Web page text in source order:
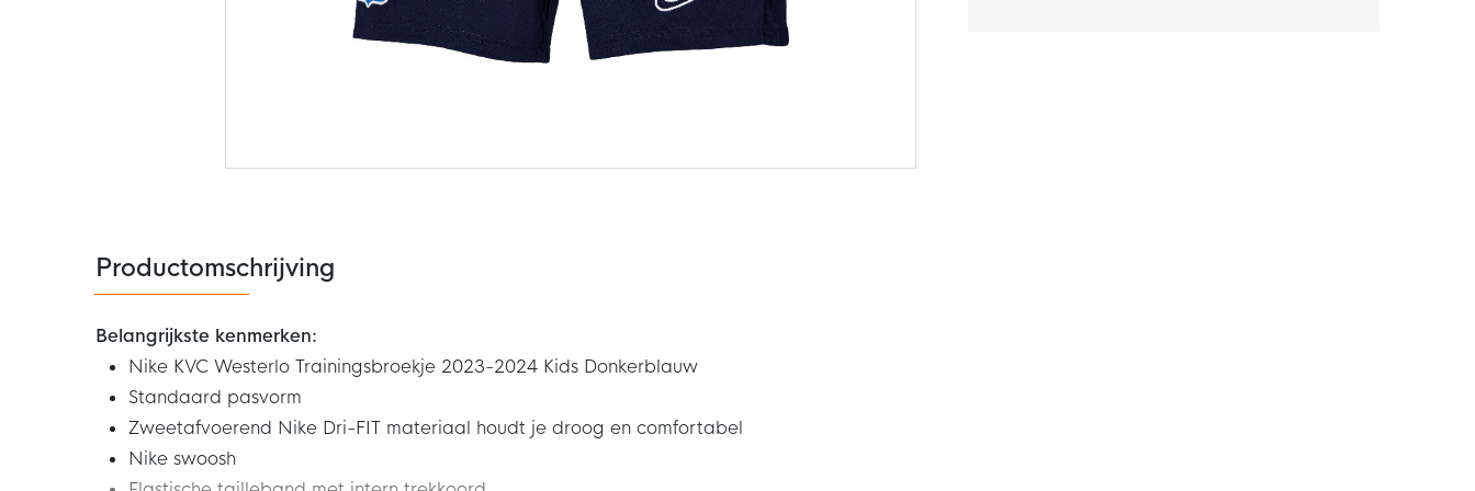
de
afbeeldingen-
gallerij
Productomschrijving
Belangrijkste kenmerken:
Nike KVC Westerlo Trainingsbroekje 2023-2024 Kids Donkerblauw
Standaard pasvorm
Zweetafvoerend Nike Dri-FIT materiaal houdt je droog en comfortabel
Nike swoosh